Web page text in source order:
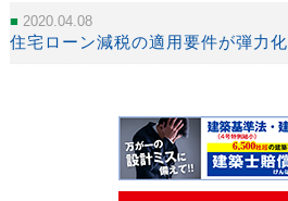
2020.04.08
住宅ローン減税の適用要件が弾力化